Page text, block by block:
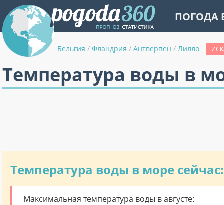
ПОГОДА
Бельгия / Фландрия / Антверпен / Лилло
Температура воды в
Температура воды в море сейчас:
Максимальная температура воды в августе: